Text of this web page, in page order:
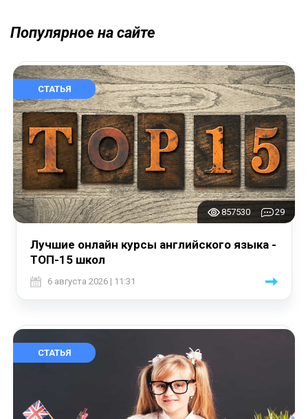
Популярное на сайте
СТАТЬЯ
857530 29
Лучшие онлайн курсы английского языка -
ТОП-15 школ
6 августа 2026 | 11:31
СТАТЬЯ